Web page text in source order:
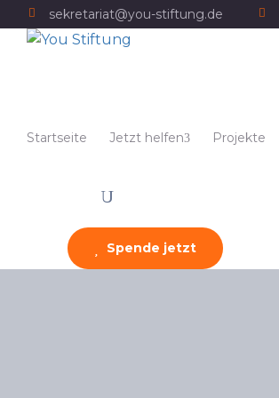
sekretariat@you-stiftung.de
Startseite Jetzt helfen Projekte
Spende jetzt